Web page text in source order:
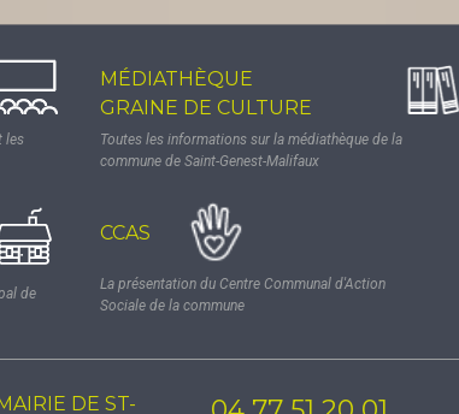
les
MÉDIATHÈQUE
GRAINE DE CULTURE
Toutes les informations sur la médiathèque de la
commune de Saint-Genest-Malifaux
de
CCAS
La présentation du Centre Communal d'Action
Sociale de la commune
DE ST-